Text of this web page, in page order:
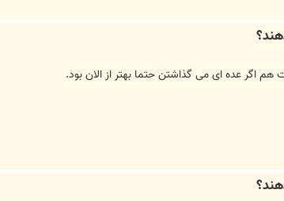
اگر عده ای می گذاشتن حتما بهتر از الان بود.